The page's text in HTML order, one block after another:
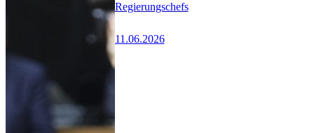
Regierungschefs
11.06.2026